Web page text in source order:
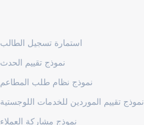
استمارة تسجيل الطالب
نموذج تقييم الحدث
نموذج نظام طلب المطاعم
نموذج تقييم الموردين للخدمات اللوجستية
نموذج مشاركة العملاء